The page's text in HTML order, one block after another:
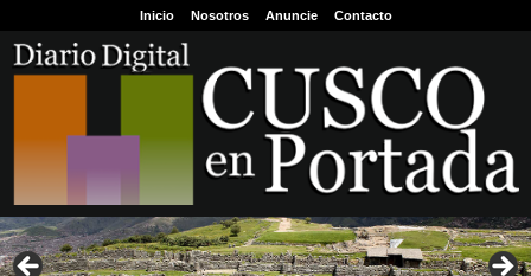
Inicio Nosotros Anuncie Contacto